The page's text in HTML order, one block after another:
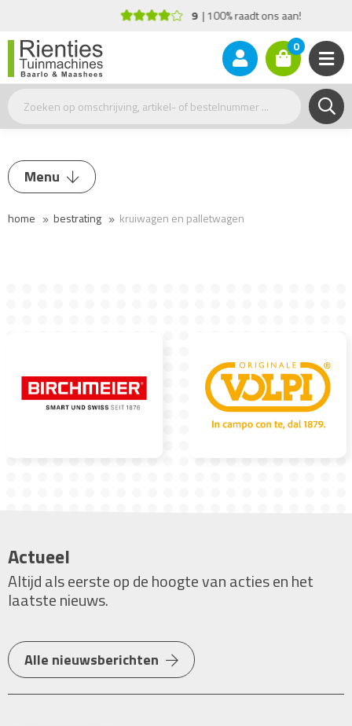
9 100% raadt ons aan!
0
Menu
Trilplaat / Stamper
Rups- en Wiel Dumpers
Kruiwagen en palletwagen
home bestrating kruiwagen en palletwagen
Actueel
Altijd als eerste op de hoogte van acties en het
laatste nieuws.
Alle nieuwsberichten